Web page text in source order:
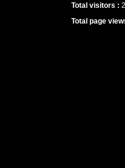
Total visitors :
Total page